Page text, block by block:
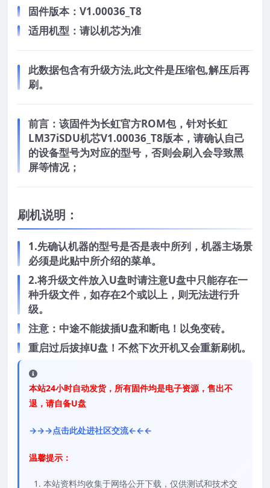
固件版本：V1.00036_T8
适用机型：请以机芯为准
此数据包含有升级方法,此文件是压缩包,解压后再
刷。
前言： 该固件为长虹官方ROM包，针对长虹
LM37iSDU机芯V1.00036_T8版本，请确认自己
的设备型号为对应的型号，否则会刷入会导致黑
屏等情况；
刷机说明：
1.先确认机器的型号是否是表中所列，机器主场景
必须是此贴中所介绍的菜单。
2.将升级文件放入U盘时请注意U盘中只能存在一
种升级文件，如存在2个或以上，则无法进行升
级。
注意：中途不能拔插U盘和断电！以免变砖。
重启过后拔掉U盘！不然下次开机又会重新刷机。
本站24小时自动发货，所有固件均是电子资源，售出不
退，请自备U盘
→→→点击此处进社区交流←←←
温馨提示：
本站资料均收集于网络公开下载，仅供测试和技术交